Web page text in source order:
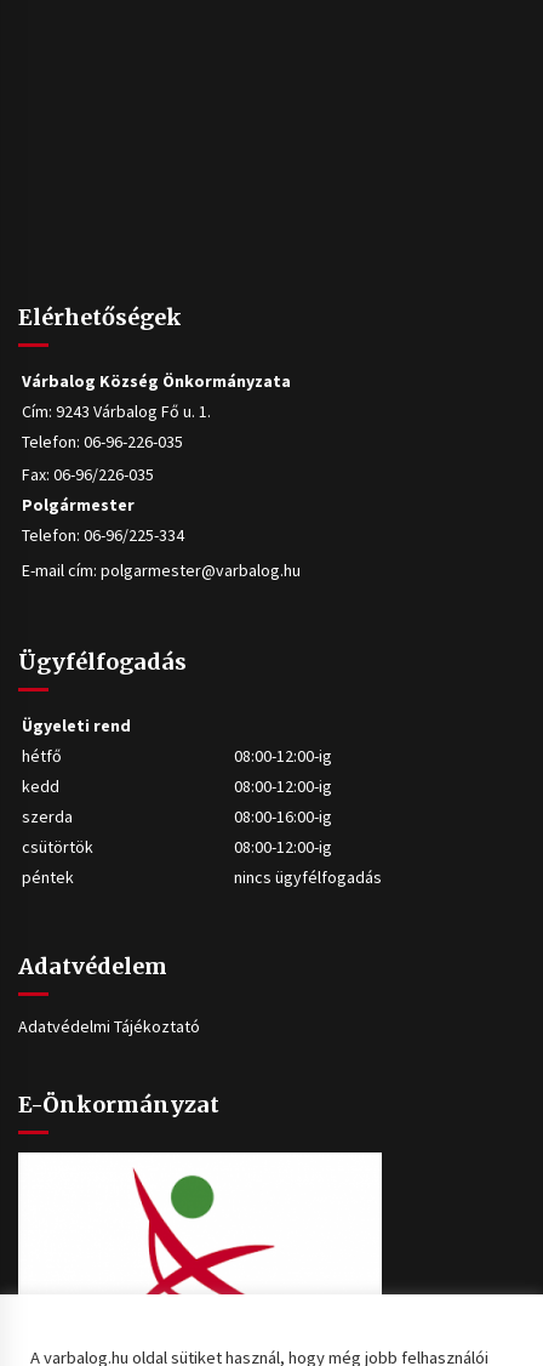
Elérhetőségek
Várbalog Község Önkormányzata
Cím: 9243 Várbalog Fő u. 1.
Telefon: 06-96-226-035
Fax: 06-96/226-035
Polgármester
Telefon: 06-96/225-334
E-mail cím: polgarmester@varbalog.hu
Ügyfélfogadás
Ügyeleti rend
hétfő
08:00-12:00-ig
kedd
08:00-12:00-ig
szerda
08:00-16:00-ig
csütörtök
08:00-12:00-ig
péntek
nincs ügyfélfogadás
Adatvédelem
Adatvédelmi Tájékoztató
E-Önkormányzat
A varbalog.hu oldal sütiket használ, hogy még jobb felhasználói